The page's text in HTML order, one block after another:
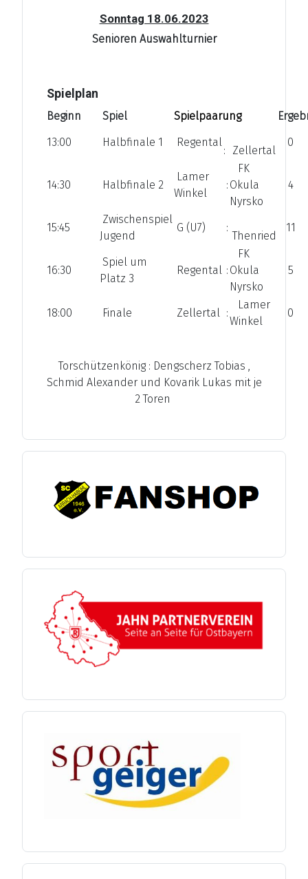
Sonntag 18.06.2023
Senioren Auswahlturnier
Spielplan
Beginn Spiel Spielpaarung
13:00
Halbfinale 1 Regental
: Zellertal
0
14:30 Halbfinale 2
Lamer
Winkel
:
FK
Okula
Nyrsko
4
15:45
Zwischenspiel
Jugend
G (U7) :
Thenried
11
16:30
Spiel um
Platz 3
Regental :
FK
Okula
Nyrsko
5
18:00 Finale Zellertal :
Lamer
Winkel
0
Torschützenkönig : Dengscherz Tobias ,
Schmid Alexander und Kovarik Lukas mit je
2 Toren